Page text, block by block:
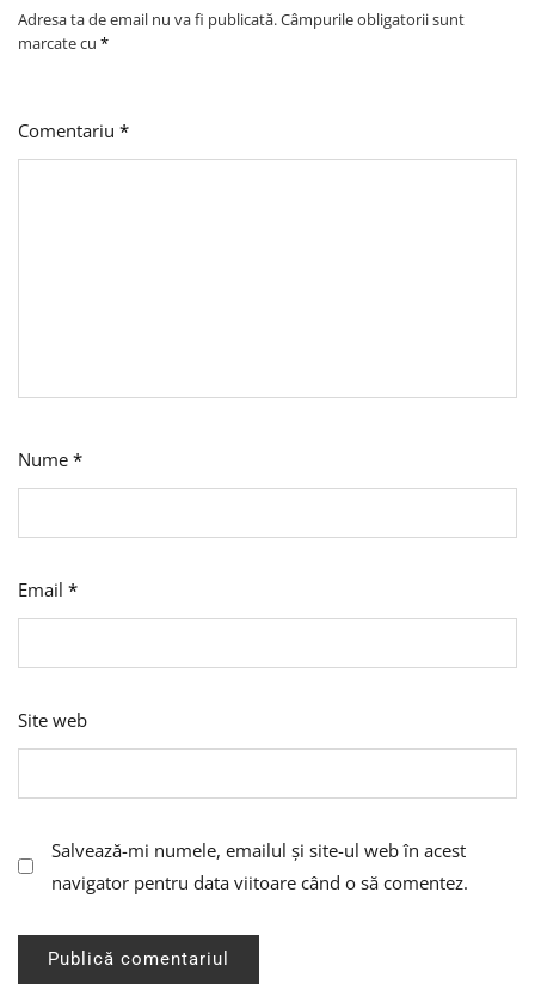
Adresa ta de email nu va fi publicată.Câmpurile obligatorii sunt
marcate cu *
Comentariu *
Nume *
Email *
Site web
Salvează-mi numele, emailul și site-ul web în acest
navigator pentru data viitoare când o să comentez.